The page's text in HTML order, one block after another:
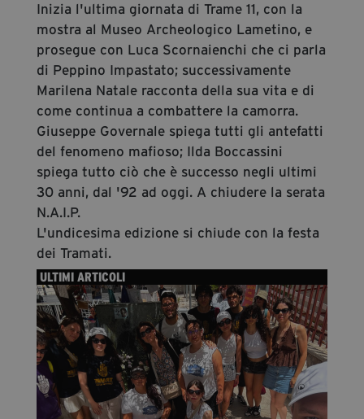
Inizia l'ultima giornata di Trame 11, con la
mostra al Museo Archeologico Lametino, e
prosegue con Luca Scornaienchi che ci parla
di Peppino Impastato; successivamente
Marilena Natale racconta della sua vita e di
come continua a combattere la camorra.
Giuseppe Governale spiega tutti gli antefatti
del fenomeno mafioso; Ilda Boccassini
spiega tutto ciò che è successo negli ultimi
30 anni, dal '92 ad oggi. A chiudere la serata
N.A.I.P.
L'undicesima edizione si chiude con la festa
dei Tramati.
ULTIMI ARTICOLI